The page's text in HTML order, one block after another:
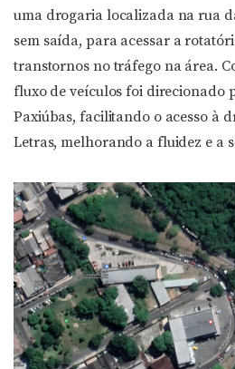
uma drogaria localizada na rua
sem saída, para acessar a
transtornos no tráfego na área.
fluxo de veículos foi direcionado
Paxiúbas, facilitando o acesso à
Letras, melhorando a fluidez e a